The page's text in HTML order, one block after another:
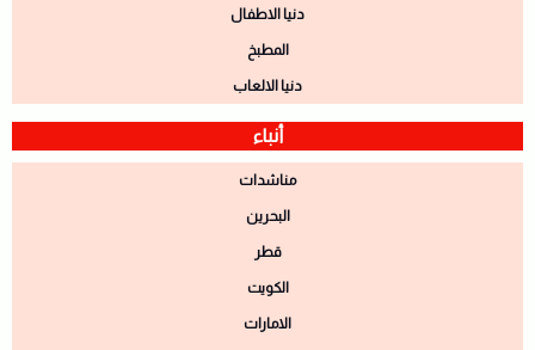
دنيا الاطفال
المطبخ
دنيا الالعاب
أنباء
مناشدات
البحرين
قطر
الكويت
الامارات